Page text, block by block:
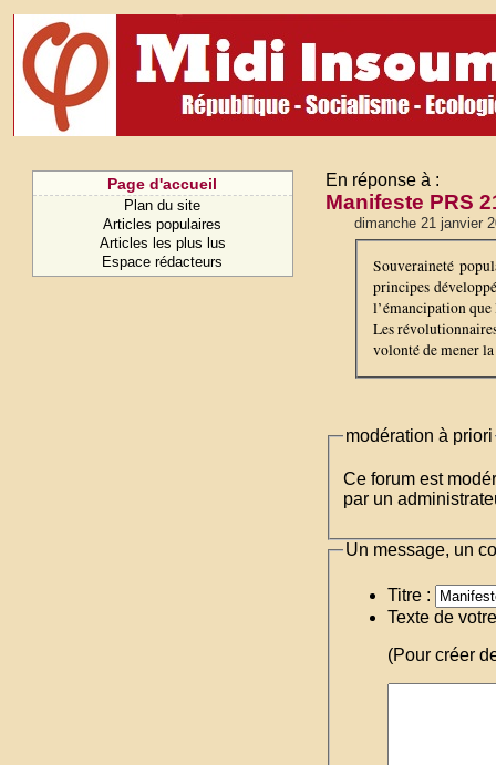
Page d'accueil
Plan du site
Articles populaires
Articles les plus lus
Espace rédacteurs
En réponse à :
Manifeste PRS
dimanche 21 janvier
Souveraineté
principes
l’émancipation
Les
volonté de mener
modération à priori
Ce forum est
par un
Un message, un
Titre :
Texte de
(Pour créer